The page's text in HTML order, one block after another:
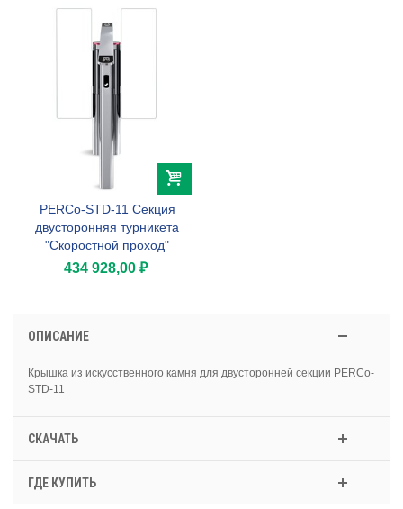
PERCo-STD-11 Секция
двусторонняя турникета
"Скоростной проход"
434 928,00 ₽
ОПИСАНИЕ
Крышка из искусственного камня для двусторонней секции PERCo-
STD-11
СКАЧАТЬ
ГДЕ КУПИТЬ